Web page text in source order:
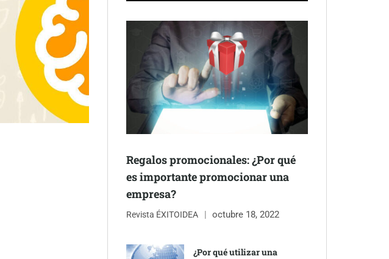
Regalos promocionales: ¿Por qué
es importante promocionar una
empresa?
Revista ÉXITOIDEA octubre 18, 2022
¿Por qué utilizar una